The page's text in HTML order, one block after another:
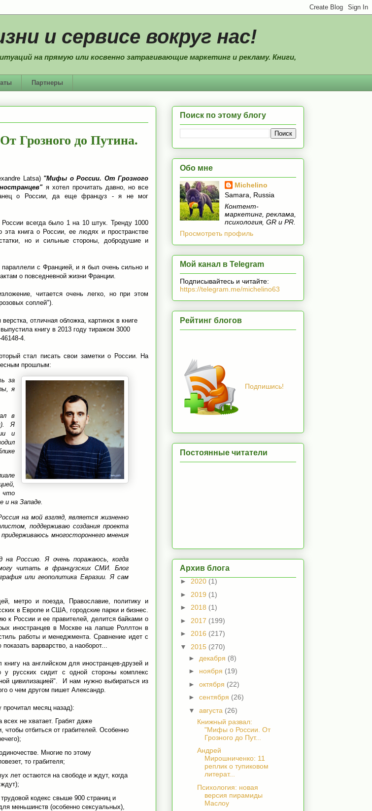
и сервисе вокруг нас!
на прямую или косвенно затрагивающие маркетинг и рекламу. Книги,
Партнеры
Грозного до Путина.
Latsa) "Мифы о России. От Грозного
я хотел прочитать давно, но все
о России, да еще француз - я не мог
всегда было 1 на 10 штук. Тренду 1000
книга о России, ее людях и пространстве
но и сильные стороны, добродушие и
параллели с Францией, и я был очень сильно и
о повседневной жизни Франции.
читается очень легко, но при этом
соплей").
отличная обложка, картинок в книге
книгу в 2013 году тиражом 3000
4.
стал писать свои заметки о России. На
прошлым:
за
я
в
Я
и
что
и на Западе.
на мой взгляд, является жизненно
поддерживаю создания проекта
многостороннего мнения
Россию. Я очень поражаюсь, когда
читать в французских СМИ. Блог
или геополитика Евразии. Я сам
метро и поезда, Православие, политику и
в Европе и США, городские парки и бизнес.
к России и ее правителей, делится байками о
иностранцев в Москве на лапше Роллтон в
работы и менеджмента. Сравнение идет с
варварство, а наоборот...
на английском для иностранцев-друзей и
русских сидит с одной стороны комплекс
цивилизацией". И нам нужно выбираться из
о чем другом пишет Александр.
месяц назад):
не хватает. Грабят даже
чтобы отбиться от грабителей. Особенно
Многие по этому
то грабителя;
лет остаются на свободе и ждут, когда
кодекс свыше 900 страниц и
меньшинств (особенно сексуальных),
Поиск по этому блогу
Обо мне
Michelino
Samara, Russia
Контент-
маркетинг, реклама,
психология, GR и PR.
Просмотреть профиль
Мой канал в Telegram
Подписывайтесь и читайте:
https://telegram.me/michelino63
Рейтинг блогов
Подпишись!
Постоянные читатели
Архив блога
► 2020 (1)
► 2019 (1)
► 2018 (1)
► 2017 (199)
► 2016 (217)
▼ 2015 (270)
► декабря (8)
► ноября (19)
► октября (22)
► сентября (26)
▼ августа (26)
Книжный развал:
"Мифы о России. От
Грозного до Пут...
Андрей
Мирошниченко: 11
реплик о тупиковом
литерат...
Психология: новая
версия пирамиды
Маслоу